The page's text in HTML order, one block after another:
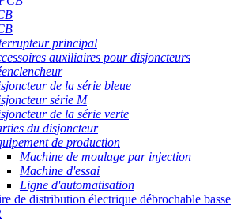
principal
auxiliaires pour disjoncteurs
de la série bleue
série M
de la série verte
du disjoncteur
de production
Machine de moulage par injection
Machine d'essai
Ligne d'automatisation